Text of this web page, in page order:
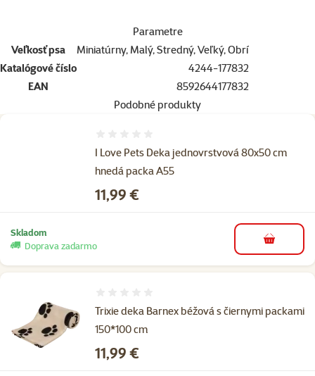
Parametre
Veľkosť psa
Miniatúrny, Malý, Stredný, Veľký, Obrí
Katalógové číslo
4244-177832
EAN
8592644177832
Podobné produkty
I Love Pets Deka jednovrstvová 80x50 cm
hnedá packa A55
Cena
11,99 €
Skladom
Doprava zadarmo
do košíka
Trixie deka Barnex béžová s čiernymi packami
150*100 cm
Cena
11,99 €